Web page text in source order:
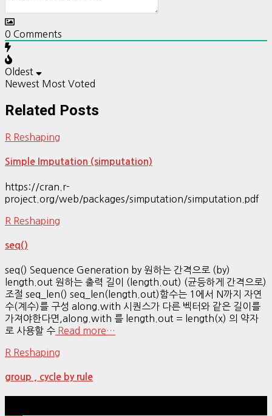
0 Comments
Oldest
Newest Most Voted
Related Posts
R Reshaping
Simple Imputation (simputation)
https://cran.r-
project.org/web/packages/simputation/simputation.pdf
R Reshaping
seq()
seq() Sequence Generation by 원하는 간격으로 (by)
length.out 원하는 출력 길이 (length.out) (균등하게 간격으로)
조절 seq_len() seq_len(length.out)함수는 1에서 N까지 자연
수(계수)를 구성 along.with 시퀀스가 다른 벡터와 같은 길이를
가져야한다면,along.with 를 length.out = length(x) 의 약자
로 사용할 수 Read more…
R Reshaping
group , cycle by rule